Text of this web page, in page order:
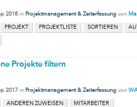
2018 in Projektmanagement & Zeiterfassung von
PROJEKT PROJEKTLISTE SORTIEREN
Projekte filtern
2017 in Projektmanagement & Zeiterfassung von
ANDEREN ZUWEISEN MITARBEITER